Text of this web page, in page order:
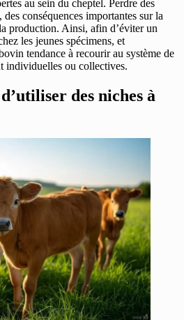
au sein du cheptel. Perdre des
conséquences importantes sur la
production. Ainsi, afin d’éviter un
les jeunes spécimens, et
tendance à recourir au système de
individuelles ou collectives.
des niches à